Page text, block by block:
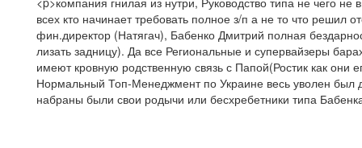
всех кто начинает требовать полное з/п а не то что решил
фин.директор (Натягач), Бабенко Дмитрий полная
лизать задницу). Да все Региональные и супервайзеры
имеют кровную родственную связь с Папой(Ростик как они
Нормальный Топ-Менеджмент по Украине весь уволен был
набраны были свои родычи или бесхребетники типа